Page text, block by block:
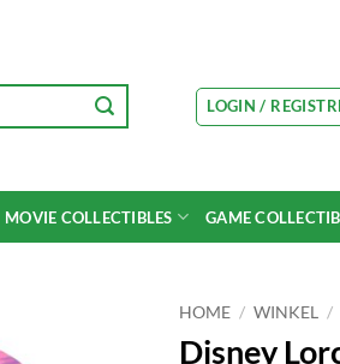
LOGIN /
MOVIE COLLECTIBLES GAME
HOME / WINKEL /
Disney